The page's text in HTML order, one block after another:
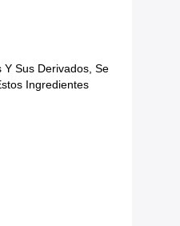
Sus Derivados, Se
Ingredientes